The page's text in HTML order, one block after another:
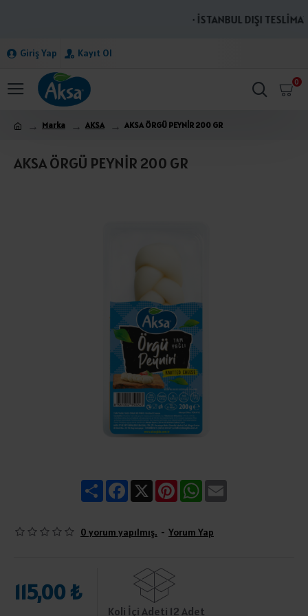
· İSTANBUL DIŞI
Giriş Yap Kayıt Ol
0
Marka AKSA AKSA ÖRGÜ PEYNİR 200 GR
AKSA ÖRGÜ PEYNİR 200 GR
ShareFacebook
X PinterestWhatsApp
0 yorum yapılmış. - Yorum Yap
115,00 ₺
Koli İçi Adeti 12 Adet